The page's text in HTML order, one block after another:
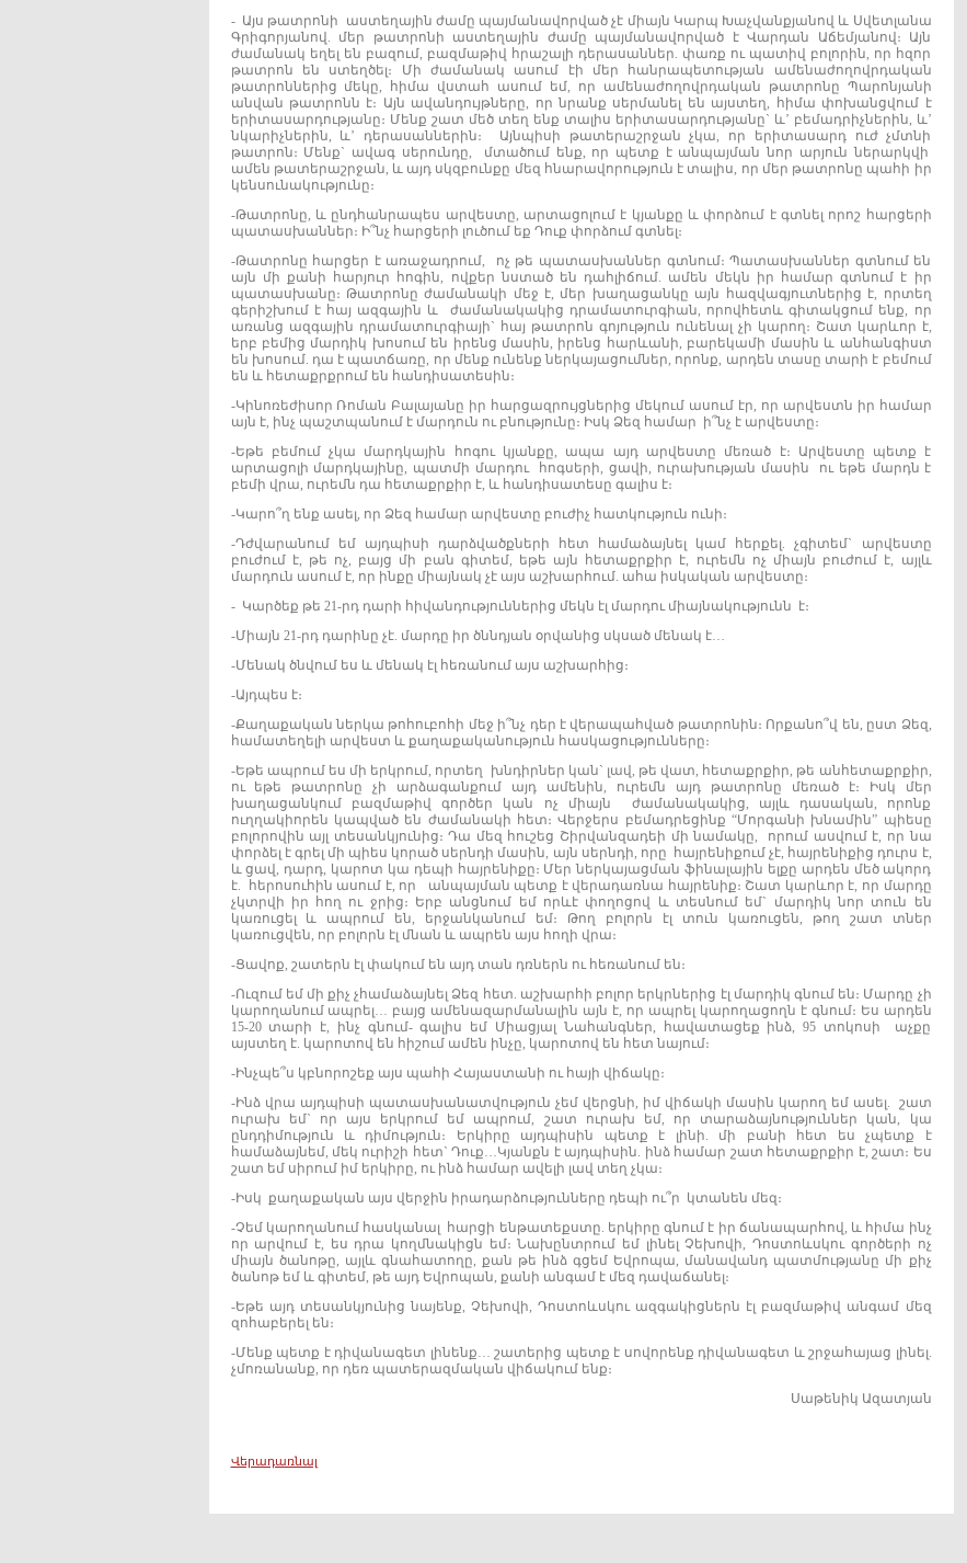
- Այս թատրոնի աստեղային ժամը պայմանավորված չէ միայն Կարպ Խաչվանքյանով և Սվետլանա
Գրիգորյանով. մեր թատրոնի աստեղային ժամը պայմանավորված է Վարդան Աճեմյանով։ Այն
ժամանակ եղել են բազում, բազմաթիվ հրաշալի դերասաններ. փառք ու պատիվ բոլորին, որ հզոր
թատրոն են ստեղծել։ Մի ժամանակ ասում էի մեր հանրապետության ամենաժողովրդական
թատրոններից մեկը, հիմա վստահ ասում եմ, որ ամենաժողովրդական թատրոնը Պարոնյանի
անվան թատրոնն է։ Այն ավանդույթները, որ նրանք սերմանել են այստեղ, հիմա փոխանցվում է
երիտասարդությանը։ Մենք շատ մեծ տեղ ենք տալիս երիտասարդությանը` և’ բեմադրիչներին, և’
նկարիչներին, և’ դերասաններին։ Այնպիսի թատերաշրջան չկա, որ երիտասարդ ուժ չմտնի
թատրոն։ Մենք` ավագ սերունդը, մտածում ենք, որ պետք է անպայման նոր արյուն ներարկվի
ամեն թատերաշրջան, և այդ սկզբունքը մեզ հնարավորություն է տալիս, որ մեր թատրոնը պահի իր
կենսունակությունը։
-Թատրոնը, և ընդհանրապես արվեստը, արտացոլում է կյանքը և փորձում է գտնել որոշ հարցերի
պատասխաններ։ Ի՞նչ հարցերի լուծում եք Դուք փորձում գտնել։
-Թատրոնը հարցեր է առաջադրում, ոչ թե պատասխաններ գտնում։ Պատասխաններ գտնում են
այն մի քանի հարյուր հոգին, ովքեր նստած են դահլիճում. ամեն մեկն իր համար գտնում է իր
պատասխանը։ Թատրոնը ժամանակի մեջ է, մեր խաղացանկը այն հազվագյուտներից է, որտեղ
գերիշխում է հայ ազգային և ժամանակակից դրամատուրգիան, որովհետև գիտակցում ենք, որ
առանց ազգային դրամատուրգիայի` հայ թատրոն գոյություն ունենալ չի կարող։ Շատ կարևոր է,
երբ բեմից մարդիկ խոսում են իրենց մասին, իրենց հարևանի, բարեկամի մասին և անհանգիստ
են խոսում. դա է պատճառը, որ մենք ունենք ներկայացումներ, որոնք, արդեն տասը տարի է բեմում
են և հետաքրքրում են հանդիսատեսին։
-Կինոռեժիսոր Ռոման Բալայանը իր հարցազրույցներից մեկում ասում էր, որ արվեստն իր համար
այն է, ինչ պաշտպանում է մարդուն ու բնությունը։ Իսկ Ձեզ համար ի՞նչ է արվեստը։
-Եթե բեմում չկա մարդկային հոգու կյանքը, ապա այդ արվեստը մեռած է։ Արվեստը պետք է
արտացոլի մարդկայինը, պատմի մարդու հոգսերի, ցավի, ուրախության մասին ու եթե մարդն է
բեմի վրա, ուրեմն դա հետաքրքիր է, և հանդիսատեսը գալիս է։
-Կարո՞ղ ենք ասել, որ Ձեզ համար արվեստը բուժիչ հատկություն ունի։
-Դժվարանում եմ այդպիսի դարձվածքների հետ համաձայնել կամ հերքել. չգիտեմ` արվեստը
բուժում է, թե ոչ, բայց մի բան գիտեմ, եթե այն հետաքրքիր է, ուրեմն ոչ միայն բուժում է, այլև
մարդուն ասում է, որ ինքը միայնակ չէ այս աշխարհում. ահա իսկական արվեստը։
- Կարծեք թե 21-րդ դարի հիվանդություններից մեկն էլ մարդու միայնակությունն է։
-Միայն 21-րդ դարինը չէ. մարդը իր ծննդյան օրվանից սկսած մենակ է…
-Մենակ ծնվում ես և մենակ էլ հեռանում այս աշխարհից։
-Այդպես է։
-Քաղաքական ներկա թոհուբոհի մեջ ի՞նչ դեր է վերապահված թատրոնին։ Որքանո՞վ են, ըստ Ձեզ,
համատեղելի արվեստ և քաղաքականություն հասկացությունները։
-Եթե ապրում ես մի երկրում, որտեղ խնդիրներ կան` լավ, թե վատ, հետաքրքիր, թե անհետաքրքիր,
ու եթե թատրոնը չի արձագանքում այդ ամենին, ուրեմն այդ թատրոնը մեռած է։ Իսկ մեր
խաղացանկում բազմաթիվ գործեր կան ոչ միայն ժամանակակից, այլև դասական, որոնք
ուղղակիորեն կապված են ժամանակի հետ։ Վերջերս բեմադրեցինք “Մորգանի խնամին” պիեսը
բոլորովին այլ տեսանկյունից։ Դա մեզ հուշեց Շիրվանզադեի մի նամակը, որում ասվում է, որ նա
փորձել է գրել մի պիես կորած սերնդի մասին, այն սերնդի, որը հայրենիքում չէ, հայրենիքից դուրս է,
և ցավ, դարդ, կարոտ կա դեպի հայրենիքը։ Մեր ներկայացման ֆինալային ելքը արդեն մեծ ակորդ
է. հերոսուհին ասում է, որ անպայման պետք է վերադառնա հայրենիք։ Շատ կարևոր է, որ մարդը
չկտրվի իր հող ու ջրից։ Երբ անցնում եմ որևէ փողոցով և տեսնում եմ` մարդիկ նոր տուն են
կառուցել և ապրում են, երջանկանում եմ։ Թող բոլորն էլ տուն կառուցեն, թող շատ տներ
կառուցվեն, որ բոլորն էլ մնան և ապրեն այս հողի վրա։
-Ցավոք, շատերն էլ փակում են այդ տան դռներն ու հեռանում են։
-Ուզում եմ մի քիչ չհամաձայնել Ձեզ հետ. աշխարհի բոլոր երկրներից էլ մարդիկ գնում են։ Մարդը չի
կարողանում ապրել… բայց ամենազարմանալին այն է, որ ապրել կարողացողն է գնում։ Ես արդեն
15-20 տարի է, ինչ գնում- գալիս եմ Միացյալ Նահանգներ, հավատացեք ինձ, 95 տոկոսի աչքը
այստեղ է. կարոտով են հիշում ամեն ինչը, կարոտով են հետ նայում։
-Ինչպե՞ս կբնորոշեք այս պահի Հայաստանի ու հայի վիճակը։
-Ինձ վրա այդպիսի պատասխանատվություն չեմ վերցնի, իմ վիճակի մասին կարող եմ ասել. շատ
ուրախ եմ` որ այս երկրում եմ ապրում, շատ ուրախ եմ, որ տարաձայնություններ կան, կա
ընդդիմություն և դիմություն։ Երկիրը այդպիսին պետք է լինի. մի բանի հետ ես չպետք է
համաձայնեմ, մեկ ուրիշի հետ` Դուք…Կյանքն է այդպիսին. ինձ համար շատ հետաքրքիր է, շատ։ Ես
շատ եմ սիրում իմ երկիրը, ու ինձ համար ավելի լավ տեղ չկա։
-Իսկ քաղաքական այս վերջին իրադարձությունները դեպի ու՞ր կտանեն մեզ։
-Չեմ կարողանում հասկանալ հարցի ենթատեքստը. երկիրը գնում է իր ճանապարհով, և հիմա ինչ
որ արվում է, ես դրա կողմնակիցն եմ։ Նախընտրում եմ լինել Չեխովի, Դոստոևսկու գործերի ոչ
միայն ծանոթը, այլև գնահատողը, քան թե ինձ գցեմ Եվրոպա, մանավանդ պատմությանը մի քիչ
ծանոթ եմ և գիտեմ, թե այդ Եվրոպան, քանի անգամ է մեզ դավաճանել։
-Եթե այդ տեսանկյունից նայենք, Չեխովի, Դոստոևսկու ազգակիցներն էլ բազմաթիվ անգամ մեզ
զոհաբերել են։
-Մենք պետք է դիվանագետ լինենք… շատերից պետք է սովորենք դիվանագետ և շրջահայաց լինել.
չմոռանանք, որ դեռ պատերազմական վիճակում ենք։
Սաթենիկ Ազատյան
Վերադառնալ